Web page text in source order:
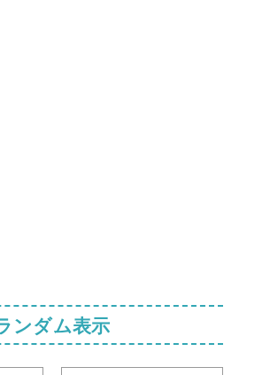
ンダム表示